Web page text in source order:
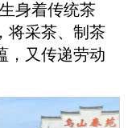
身着传统茶
将采茶、制茶
，又传递劳动